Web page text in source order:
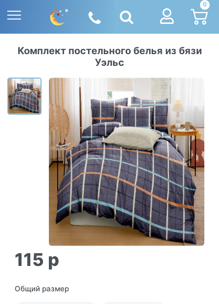
0
Комплект постельного белья из бязи
Уэльс
115 p
Общий размер